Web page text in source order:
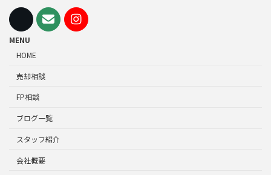
MENU
HOME
売却相談
FP相談
ブログ一覧
スタッフ紹介
会社概要